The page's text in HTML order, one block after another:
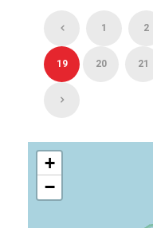
1 2
19 20 21
+
−